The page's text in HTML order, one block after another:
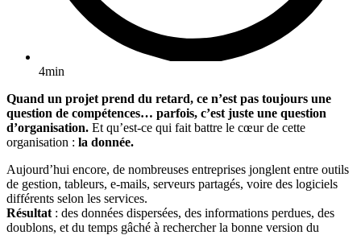
4min
Quand un projet prend du retard, ce n’est pas toujours une
question de compétences… parfois, c’est juste une question
d’organisation. Et qu’est-ce qui fait battre le cœur de cette
organisation : la donnée.
Aujourd’hui encore, de nombreuses entreprises jonglent entre outils
de gestion, tableurs, e-mails, serveurs partagés, voire des logiciels
différents selon les services.
Résultat : des données dispersées, des informations perdues, des
doublons, et du temps gâché à rechercher la bonne version du